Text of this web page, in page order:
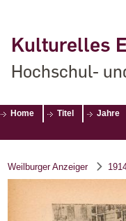
Kulturelles
Hochschul-
Home Titel Jahre
Weilburger Anzeiger